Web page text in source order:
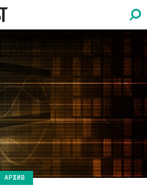
АРХИВ